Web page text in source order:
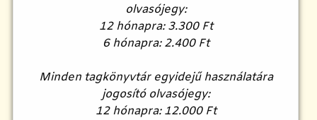
olvasójegy:
12 hónapra: 3.300 Ft
6 hónapra: 2.400 Ft
Minden tagkönyvtár egyidejű használatára
jogosító olvasójegy:
12 hónapra: 12.000 Ft